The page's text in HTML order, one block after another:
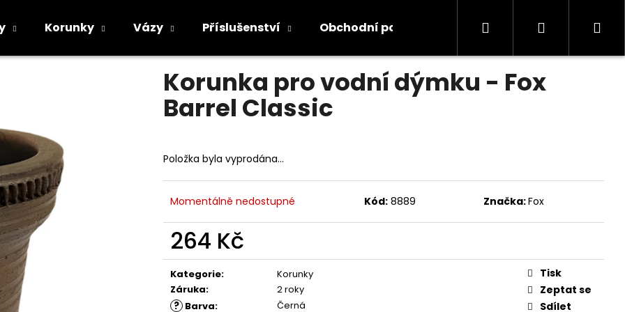
Korunky Vázy Příslušenství Obchodní podmínky Kontakty Informace
Hledat Přihlášení
hodnocení
produktu
je
0,0
Korunka pro vodní dýmku - Fox
Barrel Classic
Položka byla vyprodána…
Momentálně nedostupné Kód: 8889 Značka:Fox
264 Kč
Měrná
cena:
Kategorie:
Korunky
Záruka: 2 roky
? Barva:
Černá
Tisk
Zeptat se
Sdílet
Co potřebujete najít?
Doporučujeme